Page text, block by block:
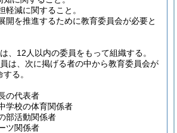
軽減に関すること。
開を推進するために教育委員会が必要と
、12人以内の委員をもって組織する。
は、次に掲げる者の中から教育委員会が
る。
の代表者
学校の体育関係者
部活動関係者
ツ関係者